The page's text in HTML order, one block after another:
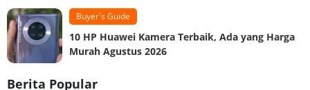
Buyer's Guide
10 HP Huawei Kamera Terbaik, Ada yang Harga
Murah Agustus 2026
Berita Popular